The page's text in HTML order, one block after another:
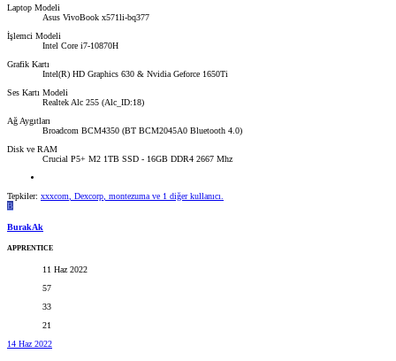
Laptop Modeli
Asus VivoBook x571li-bq377
İşlemci Modeli
Intel Core i7-10870H
Grafik Kartı
Intel(R) HD Graphics 630 & Nvidia Geforce 1650Ti
Ses Kartı Modeli
Realtek Alc 255 (Alc_ID:18)
Ağ Aygıtları
Broadcom BCM4350 (BT BCM2045A0 Bluetooth 4.0)
Disk ve RAM
Crucial P5+ M2 1TB SSD - 16GB DDR4 2667 Mhz
Tepkiler: xxxcom Dexcorp montezuma ve 1 diğer kullanıcı.
B
BurakAk
APPRENTICE
11 Haz 2022
57
33
21
14 Haz 2022